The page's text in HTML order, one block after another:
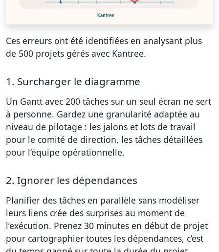
Ces erreurs ont été identifiées en analysant plus
de 500 projets gérés avec Kantree.
1. Surcharger le diagramme
Un Gantt avec 200 tâches sur un seul écran ne sert
à personne. Gardez une granularité adaptée au
niveau de pilotage : les jalons et lots de travail
pour le comité de direction, les tâches détaillées
pour l’équipe opérationnelle.
2. Ignorer les dépendances
Planifier des tâches en parallèle sans modéliser
leurs liens crée des surprises au moment de
l’exécution. Prenez 30 minutes en début de projet
pour cartographier toutes les dépendances, c’est